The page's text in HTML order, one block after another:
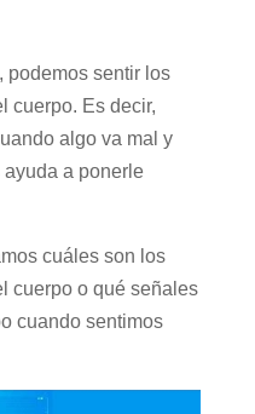
podemos sentir los
cuerpo. Es decir,
algo va mal y
a ponerle
cuáles son los
cuerpo o qué señales
cuando sentimos